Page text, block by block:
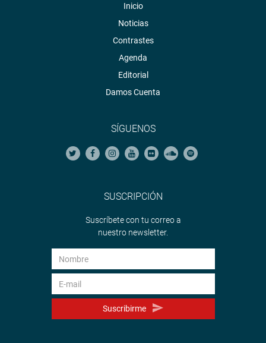
Inicio
Noticias
Contrastes
Agenda
Editorial
Damos Cuenta
SÍGUENOS
SUSCRIPCIÓN
Suscríbete con tu correo a
nuestro newsletter.
Suscribirme